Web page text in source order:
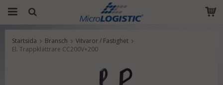
Produkten har blivit tillagd i varukorgen
Startsida Bransch
Vitvaror / Fastighet
El. Trappklättrare CC200V+200